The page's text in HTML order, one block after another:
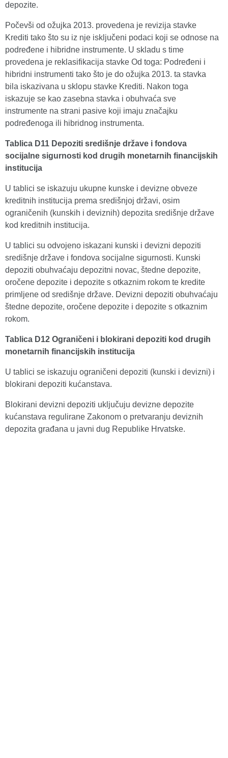
depozite.
Počevši od ožujka 2013. provedena je revizija stavke
Krediti tako što su iz nje isključeni podaci koji se odnose na
podređene i hibridne instrumente. U skladu s time
provedena je reklasifikacija stavke Od toga: Podređeni i
hibridni instrumenti tako što je do ožujka 2013. ta stavka
bila iskazivana u sklopu stavke Krediti. Nakon toga
iskazuje se kao zasebna stavka i obuhvaća sve
instrumente na strani pasive koji imaju značajku
podređenoga ili hibridnog instrumenta.
Tablica D11 Depoziti središnje države i fondova
socijalne sigurnosti kod drugih monetarnih financijskih
institucija
U tablici se iskazuju ukupne kunske i devizne obveze
kreditnih institucija prema središnjoj državi, osim
ograničenih (kunskih i deviznih) depozita središnje države
kod kreditnih institucija.
U tablici su odvojeno iskazani kunski i devizni depoziti
središnje države i fondova socijalne sigurnosti. Kunski
depoziti obuhvaćaju depozitni novac, štedne depozite,
oročene depozite i depozite s otkaznim rokom te kredite
primljene od središnje države. Devizni depoziti obuhvaćaju
štedne depozite, oročene depozite i depozite s otkaznim
rokom.
Tablica D12 Ograničeni i blokirani depoziti kod drugih
monetarnih financijskih institucija
U tablici se iskazuju ograničeni depoziti (kunski i devizni) i
blokirani depoziti kućanstava.
Blokirani devizni depoziti uključuju devizne depozite
kućanstava regulirane Zakonom o pretvaranju deviznih
depozita građana u javni dug Republike Hrvatske.